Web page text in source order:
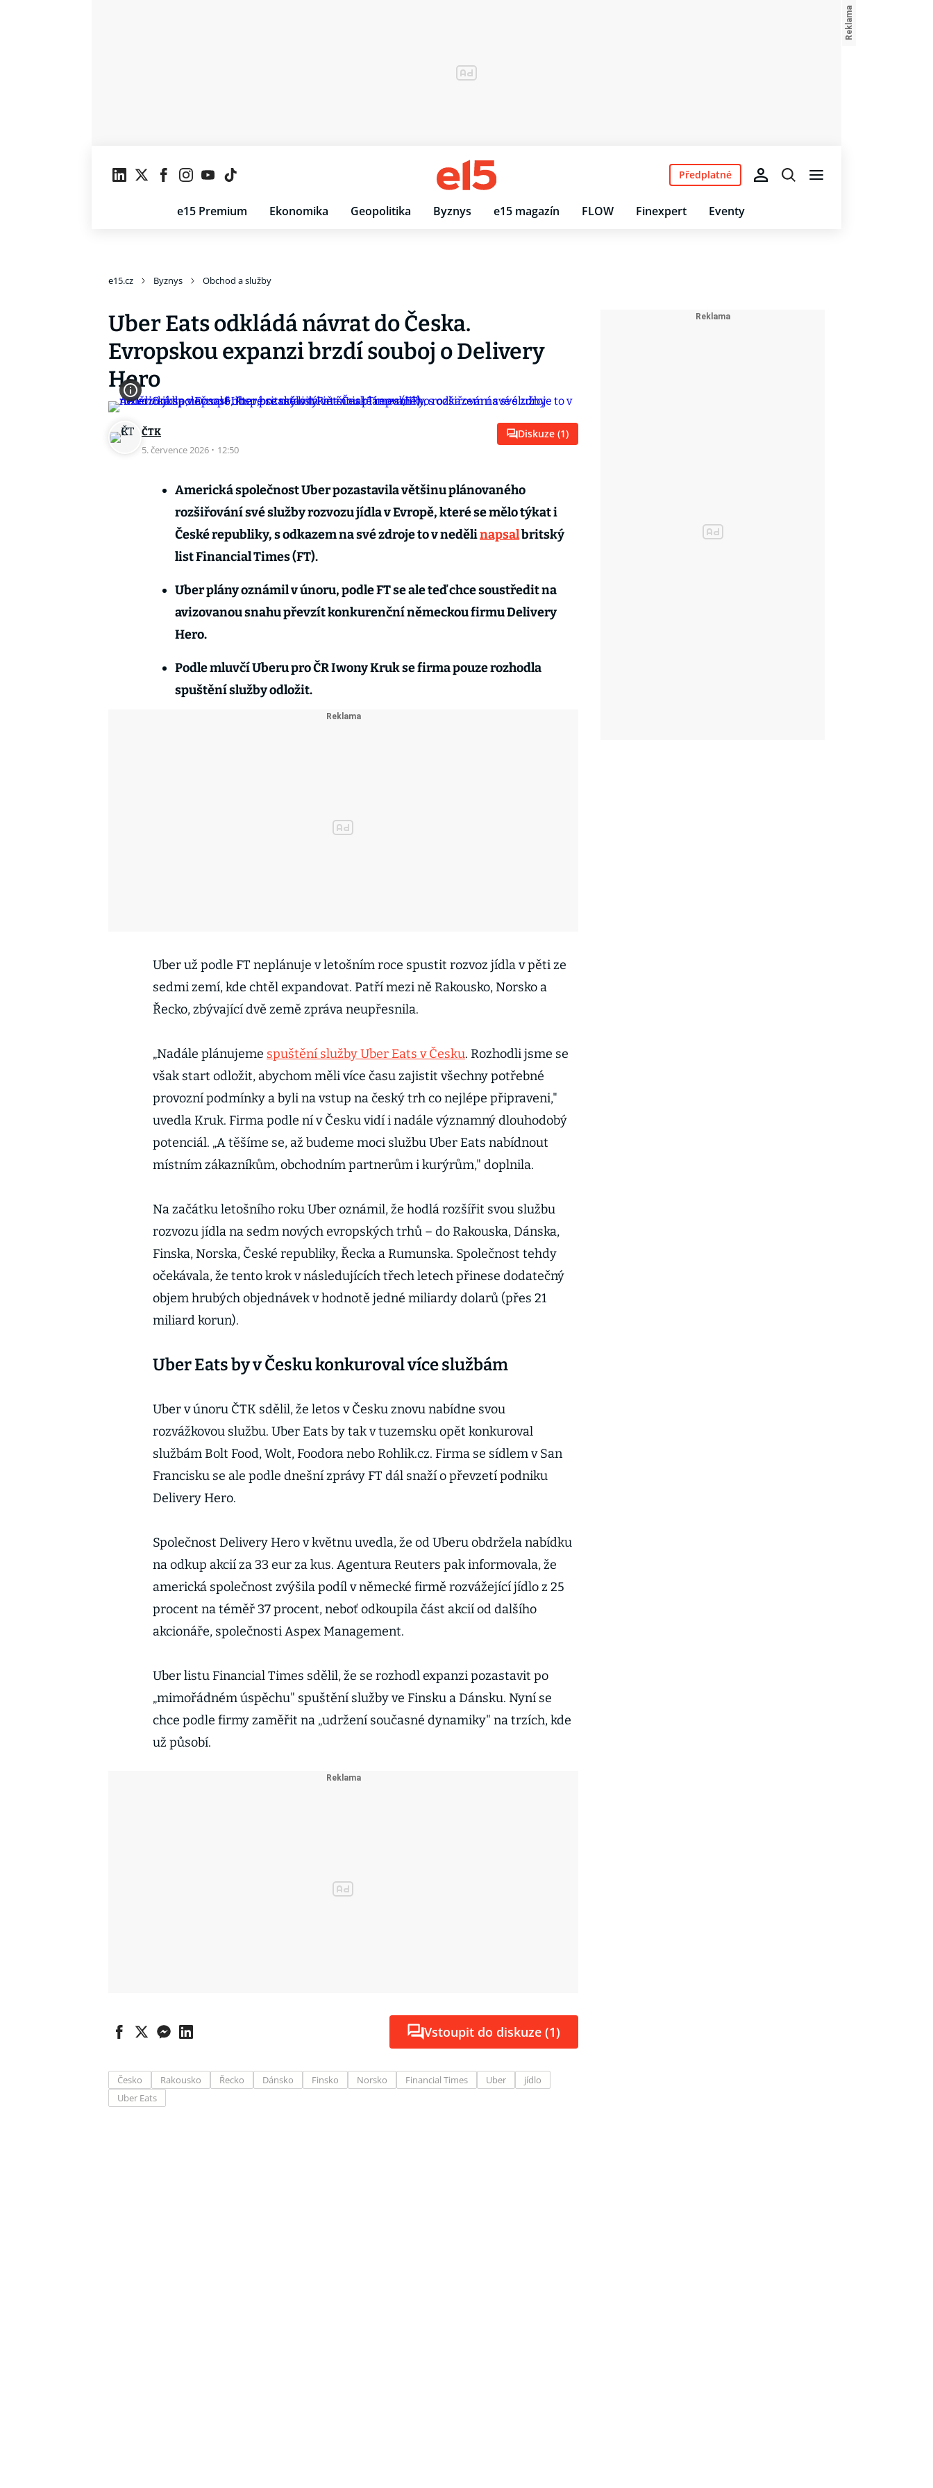
e15 Premium Ekonomika Geopolitika Byznys e15 magazín FLOW Finexpert Eventy
Předplatné
e15.cz Byznys Obchod a služby
Uber Eats odkládá návrat do Česka.
Evropskou expanzi brzdí souboj o Delivery
Hero
ČTK
5. července 2026 · 12:50
Diskuze (1)
Americká společnost Uber pozastavila většinu plánovaného
rozšiřování své služby rozvozu jídla v Evropě, které se mělo týkat i
České republiky, s odkazem na své zdroje to v nedělinapsalbritský
list Financial Times (FT).
Uber plány oznámil v únoru, podle FT se ale teď chce soustředit na
avizovanou snahu převzít konkurenční německou firmu Delivery
Hero.
Podle mluvčí Uberu pro ČR Iwony Kruk se firma pouze rozhodla
spuštění služby odložit.
Uber už podle FT neplánuje v letošním roce spustit rozvoz jídla v pěti ze
sedmi zemí, kde chtěl expandovat. Patří mezi ně Rakousko, Norsko a
Řecko, zbývající dvě země zpráva neupřesnila.
„Nadále plánujeme spuštění služby Uber Eats v Česku. Rozhodli jsme se
však start odložit, abychom měli více času zajistit všechny potřebné
provozní podmínky a byli na vstup na český trh co nejlépe připraveni,"
uvedla Kruk. Firma podle ní v Česku vidí i nadále významný dlouhodobý
potenciál. „A těšíme se, až budeme moci službu Uber Eats nabídnout
místním zákazníkům, obchodním partnerům i kurýrům," doplnila.
Na začátku letošního roku Uber oznámil, že hodlá rozšířit svou službu
rozvozu jídla na sedm nových evropských trhů – do Rakouska, Dánska,
Finska, Norska, České republiky, Řecka a Rumunska. Společnost tehdy
očekávala, že tento krok v následujících třech letech přinese dodatečný
objem hrubých objednávek v hodnotě jedné miliardy dolarů (přes 21
miliard korun).
Uber Eats by v Česku konkuroval více službám
Uber v únoru ČTK sdělil, že letos v Česku znovu nabídne svou
rozvážkovou službu. Uber Eats by tak v tuzemsku opět konkuroval
službám Bolt Food, Wolt, Foodora nebo Rohlik.cz. Firma se sídlem v San
Francisku se ale podle dnešní zprávy FT dál snaží o převzetí podniku
Delivery Hero.
Společnost Delivery Hero v květnu uvedla, že od Uberu obdržela nabídku
na odkup akcií za 33 eur za kus. Agentura Reuters pak informovala, že
americká společnost zvýšila podíl v německé firmě rozvážející jídlo z 25
procent na téměř 37 procent, neboť odkoupila část akcií od dalšího
akcionáře, společnosti Aspex Management.
Uber listu Financial Times sdělil, že se rozhodl expanzi pozastavit po
„mimořádném úspěchu" spuštění služby ve Finsku a Dánsku. Nyní se
chce podle firmy zaměřit na „udržení současné dynamiky" na trzích, kde
už působí.
Vstoupit do diskuze (1)
Česko Rakousko Řecko Dánsko Finsko Norsko Financial Times Uber
jídlo
Uber Eats